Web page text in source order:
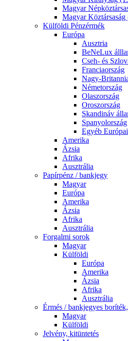
Magyar
Magyar
Külföldi Pénzérmék
Európa
Ausztria
BeNeLux
Cseh- és
Franciaország
Nagy-
Németország
Olaszország
Oroszország
Skandináv
Spanyolország
Egyéb Európai
Amerika
Ázsia
Afrika
Ausztrália
Papírpénz / bankjegy
Magyar
Európa
Amerika
Ázsia
Afrika
Ausztrália
Forgalmi sorok
Magyar
Külföldi
Európa
Amerika
Ázsia
Afrika
Ausztrália
Érmés / bankjegyes
Magyar
Külföldi
Jelvény, kitüntetés